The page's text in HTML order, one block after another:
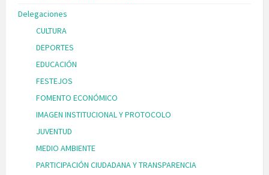
Delegaciones
CULTURA
DEPORTES
EDUCACIÓN
FESTEJOS
FOMENTO ECONÓMICO
IMAGEN INSTITUCIONAL Y PROTOCOLO
JUVENTUD
MEDIO AMBIENTE
PARTICIPACIÓN CIUDADANA Y TRANSPARENCIA